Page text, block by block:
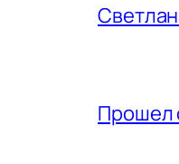
Прошел